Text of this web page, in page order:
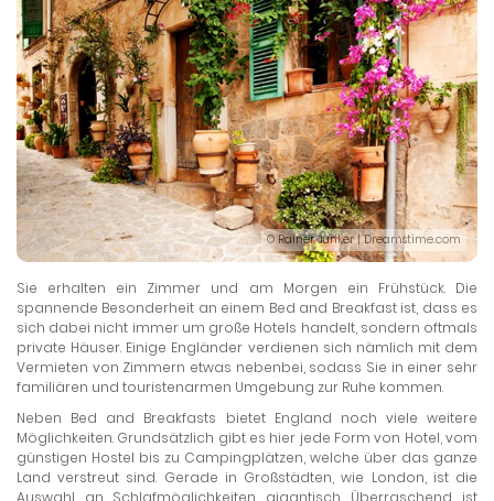
© Rainer Junker | Dreamstime.com
Sie erhalten ein Zimmer und am Morgen ein Frühstück. Die
spannende Besonderheit an einem Bed and Breakfast ist, dass es
sich dabei nicht immer um große Hotels handelt, sondern oftmals
private Häuser. Einige Engländer verdienen sich nämlich mit dem
Vermieten von Zimmern etwas nebenbei, sodass Sie in einer sehr
familiären und touristenarmen Umgebung zur Ruhe kommen.
Neben Bed and Breakfasts bietet England noch viele weitere
Möglichkeiten. Grundsätzlich gibt es hier jede Form von Hotel, vom
günstigen Hostel bis zu Campingplätzen, welche über das ganze
Land verstreut sind. Gerade in Großstädten, wie London, ist die